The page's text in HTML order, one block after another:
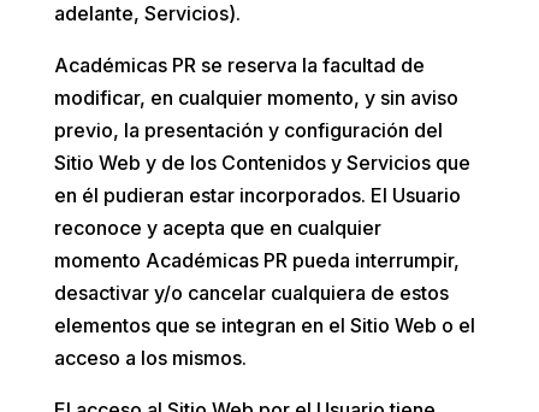
adelante, Servicios).
Académicas PR se reserva la facultad de
modificar, en cualquier momento, y sin aviso
previo, la presentación y configuración del
Sitio Web y de los Contenidos y Servicios que
en él pudieran estar incorporados. El Usuario
reconoce y acepta que en cualquier
momento Académicas PR pueda interrumpir,
desactivar y/o cancelar cualquiera de estos
elementos que se integran en el Sitio Web o el
acceso a los mismos.